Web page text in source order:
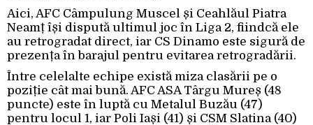
Aici, AFC Câmpulung Muscel și Ceahlăul Piatra
Neamț își dispută ultimul joc în Liga 2, fiindcă ele
au retrogradat direct, iar CS Dinamo este sigură de
prezența în barajul pentru evitarea retrogradării.
Între celelalte echipe există miza clasării pe o
poziție cât mai bună. AFC ASA Târgu Mureș (48
puncte) este în luptă cu Metalul Buzău (47)
pentru locul 1, iar Poli Iași (41) și CSM Slatina (40)